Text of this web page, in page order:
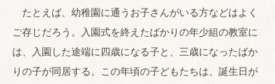
たとえば、幼稚園に通うお子さんがいる方などはよく
ご存じだろう。入園式を終えたばかりの年少組の教室に
は、入園した途端に四歳になる子と、三歳になったばか
りの子が同居する。この年頃の子どもたちは、誕生日が